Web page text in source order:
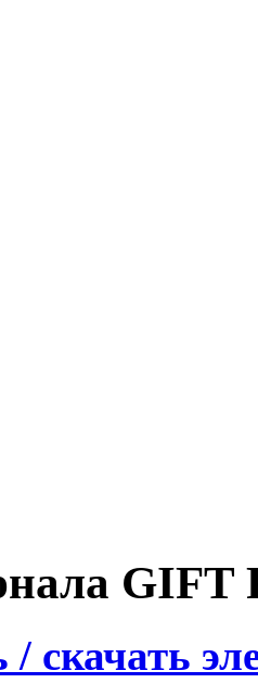
/ скачать